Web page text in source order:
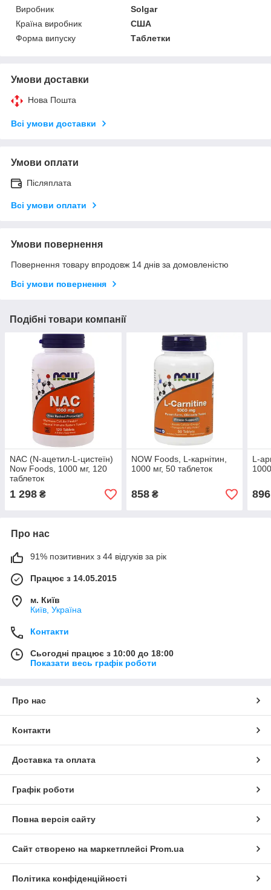
Виробник
Solgar
Країна виробник
США
Форма випуску
Таблетки
Умови доставки
Нова Пошта
Всі умови доставки
Умови оплати
Післяплата
Всі умови оплати
Умови повернення
Повернення товару впродовж 14 днів за домовленістю
Всі умови повернення
Подібні товари компанії
NAC (N-ацетил-L-цистеїн)
Now Foods, 1000 мг, 120
таблеток
1 298 ₴
NOW Foods, L-карнітин,
1000 мг, 50 таблеток
858₴
L-
896
Про нас
91% позитивних з 44 відгуків за рік
Працює з 14.05.2015
м. Київ
Київ, Україна
Контакти
Сьогодні працює з 10:00 до 18:00
Показати весь графік роботи
Про нас
Контакти
Доставка та оплата
Графік роботи
Повна версія сайту
Сайт створено на маркетплейсі Prom.ua
Політика конфіденційності